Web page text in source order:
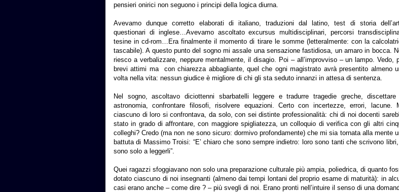
pensieri onirici non seguono i principi della logica diurna.
Avevamo dunque corretto elaborati di italiano, traduzioni dal latino, test di storia
questionari di inglese…Avevamo ascoltato excursus multidisciplinari, percorsi
tesine in cd-rom…Era finalmente il momento di tirare le somme (letteralmente: con la
tascabile). A questo punto del sogno mi assale una sensazione fastidiosa, un amaro in bocca.
riesco a verbalizzare, neppure mentalmente, il disagio. Poi – all’improvviso – un lampo. Vedo,
brevi attimi ma con chiarezza abbagliante, quel che ogni magistrato avrà presentito almeno
volta nella vita: nessun giudice è migliore di chi gli sta seduto innanzi in attesa di sentenza.
Nel sogno, ascoltavo diciottenni sbarbatelli leggere e tradurre tragedie greche, discettare
astronomia, confrontare filosofi, risolvere equazioni. Certo con incertezze, errori, lacune.
ciascuno di loro si confrontava, da solo, con sei distinte professionalità: chi di noi docenti
stato in grado di affrontare, con maggiore spigliatezza, un colloquio di verifica con gli altri
colleghi? Credo (ma non ne sono sicuro: dormivo profondamente) che mi sia tornata alla mente
battuta di Massimo Troisi: “E’ chiaro che sono sempre indietro: loro sono tanti che scrivono
sono solo a leggerli”.
Quei ragazzi sfoggiavano non solo una preparazione culturale più ampia, poliedrica, di quanto
dotato ciascuno di noi insegnanti (almeno dai tempi lontani del proprio esame di maturità): in
casi erano anche – come dire ? – più svegli di noi. Erano pronti nell’intuire il senso di una